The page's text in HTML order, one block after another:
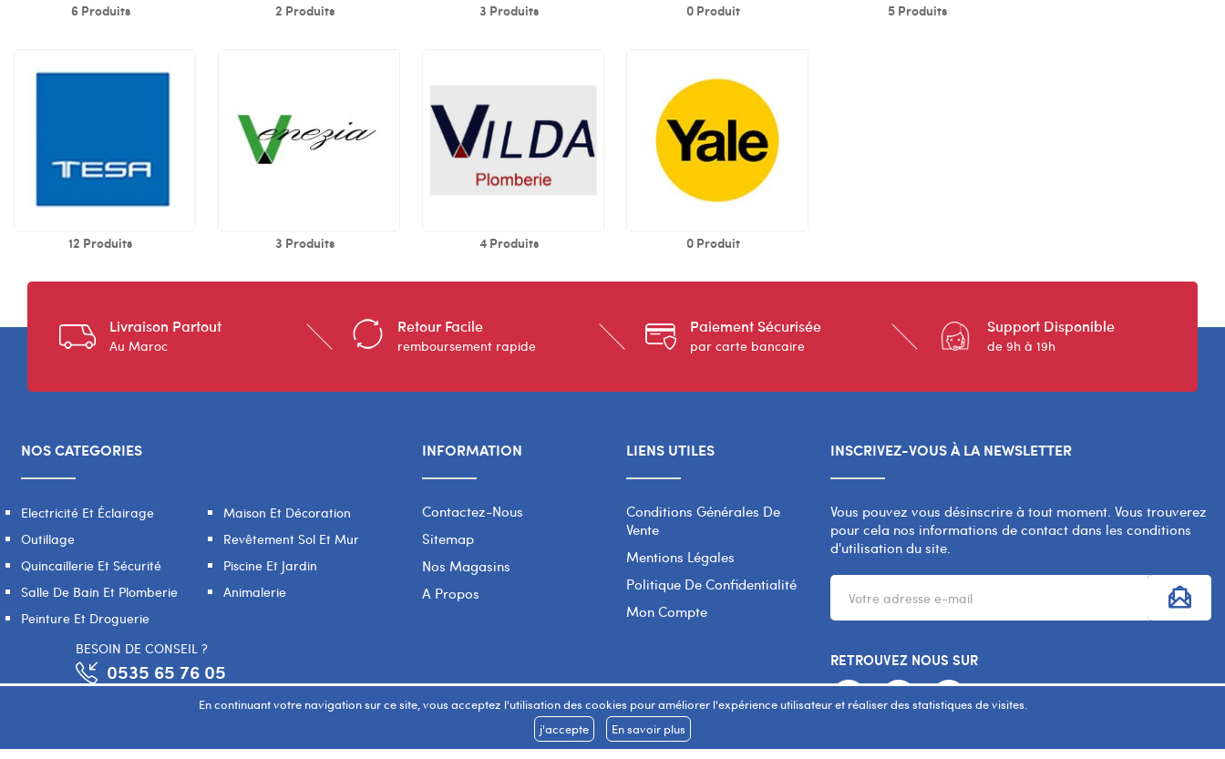
En continuant votre navigation sur ce site, vous acceptez l'utilisation des cookies pour améliorer l'expérience utilisateur et réaliser des statistiques de visites.
j'accepte
En savoir plus
6 Produits 2 Produits 3 Produits 0 Produit 5 Produits
12 Produits 3 Produits 4 Produits 0 Produit
Livraison Partout
Au Maroc
Retour Facile
remboursement rapide
Paiement Sécurisée
par carte bancaire
Support Disponible
de 9h à 19h
NOS CATEGORIES
Electricité Et Éclairage
Outillage
Quincaillerie Et Sécurité
Salle De Bain Et Plomberie
Peinture Et Droguerie
Maison Et Décoration
Revêtement Sol Et Mur
Piscine Et Jardin
Animalerie
BESOIN DE CONSEIL ?
0535 65 76 05
INFORMATION
Contactez-Nous
Sitemap
Nos Magasins
A Propos
LIENS UTILES
Conditions Générales De
Vente
Mentions Légales
Politique De Confidentialité
Mon Compte
INSCRIVEZ-VOUS À LA NEWSLETTER
Vous pouvez vous désinscrire à tout moment. Vous trouverez
pour cela nos informations de contact dans les conditions
d'utilisation du site.
RETROUVEZ NOUS SUR